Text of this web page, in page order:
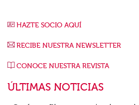
HAZTE SOCIO AQUÍ
RECIBE NUESTRA NEWSLETTER
CONOCE NUESTRA REVISTA
ÚLTIMAS NOTICIAS